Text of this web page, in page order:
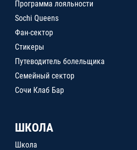
Программа лояльности
Sochi Queens
Фан-сектор
Стикеры
Путеводитель болельщика
Семейный сектор
Сочи Клаб Бар
ШКОЛА
Школа